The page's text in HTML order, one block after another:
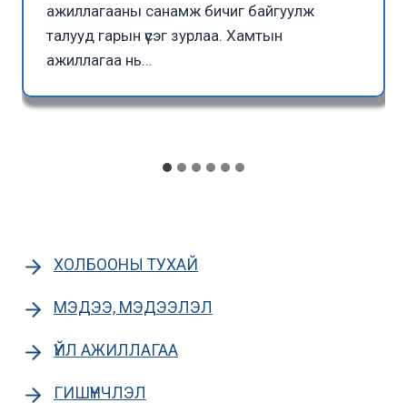
ажиллагааны санамж бичиг байгуулж
талууд гарын үсэг зурлаа. Хамтын
ажиллагаа нь…
ХОЛБООНЫ ТУХАЙ
МЭДЭЭ, МЭДЭЭЛЭЛ
ҮЙЛ АЖИЛЛАГАА
ГИШҮҮНЧЛЭЛ